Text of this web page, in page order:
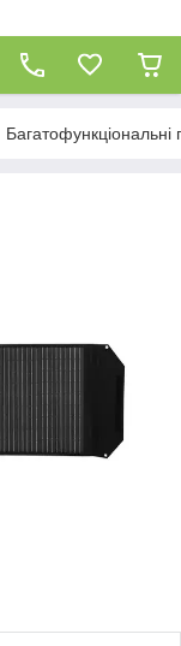
Багатофункціональні